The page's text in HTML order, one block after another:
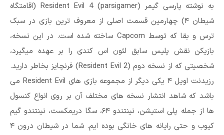
به نوشته پارسی گیمر (parsigamer) Resident Evil 4 (اقامتگاه
شیطان ۴) چهارمین قسمت اصلی از معروف ترین بازی در سبک
ترس و بقا که توسط Capcom ساخته شده است. در این نسخه،
بازیکن نقش پلیس سابق لئون اس کندی را بر عهده میگیرد،
شخصیتی که از نسخه دوم (Resident Evil 2) فرنچایز بخاطر دارید.
رزیدنت اویل ۴ یکی دیگر از مجموعه بازی های Resident Evil می
باشد که شاهد انتشار نسخه های مختلف آن بر روی انواع کنسول
ها از جمله پلی استیشن، نینتندو ۶۴، سگا دریمکست، نینتندو گیم
کیوب و حتی رایانه های خانگی بوده ایم. شما در شیطان درون ۴